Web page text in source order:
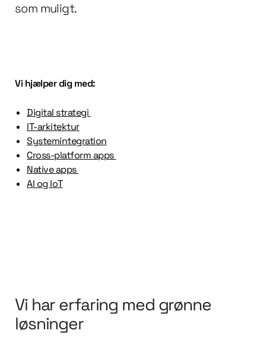
Vi hjælper dig med:
Digital strategi
IT-arkitektur
Systemintegration
Cross-platform apps
Native apps
AI og IoT
som muligt.
Vi har erfaring med grønne
løsninger